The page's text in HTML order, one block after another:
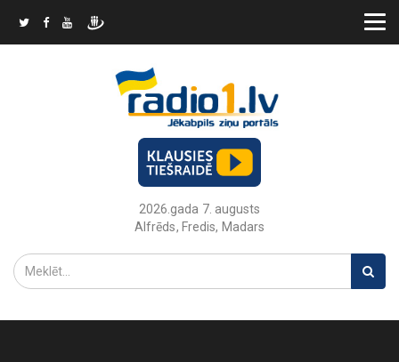
2026.gada 7. augusts
Alfrēds, Fredis, Madars